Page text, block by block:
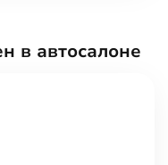
в автосалоне